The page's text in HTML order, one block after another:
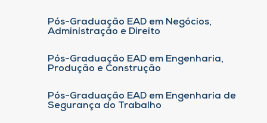
Pós-Graduação EAD em Negócios,
Administração e Direito
Pós-Graduação EAD em Engenharia,
Produção e Construção
Pós-Graduação EAD em Engenharia de
Segurança do Trabalho